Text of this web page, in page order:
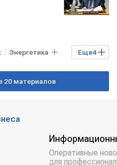
Еще4
Энергетика
20 материалов
Оперативные
для